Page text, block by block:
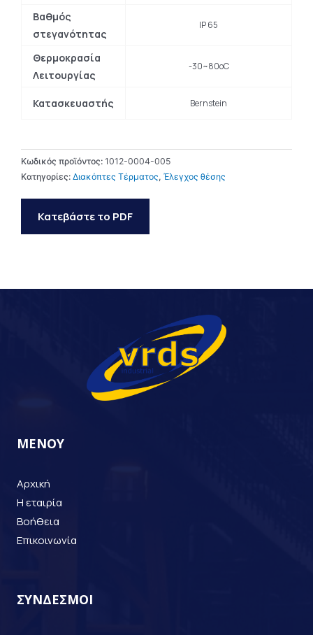
Βαθμός
στεγανότητας
IP 65
Θερμοκρασία
Λειτουργίας
-30~80oC
Κατασκευαστής Bernstein
Κωδικός προϊόντος: 1012-0004-005
Κατηγορίες: Διακόπτες Τέρματος, Έλεγχος θέσης
Κατεβάστε το PDF
ΜΕΝΟΥ
Αρχική
Η εταιρία
Βοήθεια
Επικοινωνία
ΣΥΝΔΕΣΜΟΙ